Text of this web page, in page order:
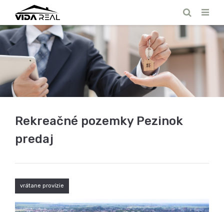
Rekreačné pozemky Pezinok
predaj
vrátane provízie